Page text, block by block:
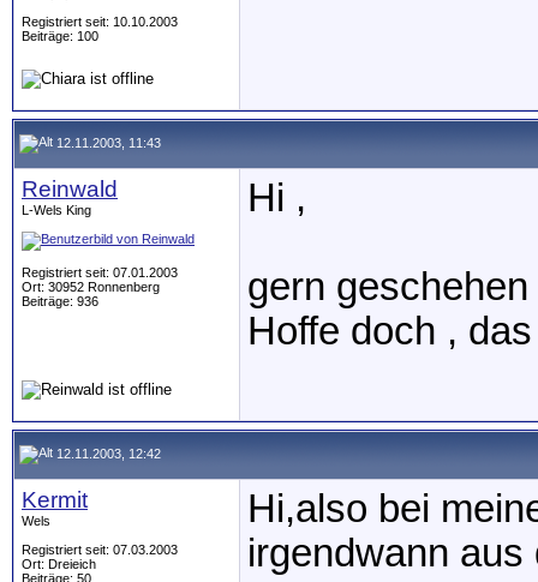
Registriert seit: 10.10.2003
Beiträge: 100
12.11.2003, 11:43
Reinwald
L-Wels King
Registriert seit: 07.01.2003
Ort: 30952 Ronnenberg
Beiträge: 936
Hi ,
gern geschehen
Hoffe doch ,
12.11.2003, 12:42
Kermit
Wels
Registriert seit: 07.03.2003
Ort: Dreieich
Beiträge: 50
Hi,also bei
irgendwann